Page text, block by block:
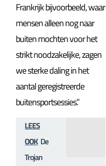
Frankrijk bijvoorbeeld, waar
mensen alleen nog naar
buiten mochten voor het
strikt noodzakelijke, zagen
we sterke daling in het
aantal geregistreerde
buitensportsessies.”
LEES
OOK De
Trojan